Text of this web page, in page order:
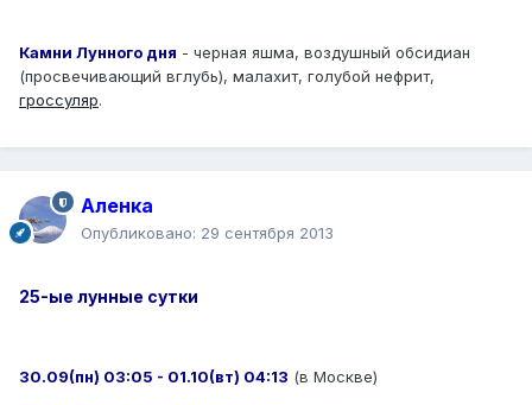
Камни Лунного дня - черная яшма, воздушный обсидиан
(просвечивающий вглубь), малахит, голубой нефрит,
гроссуляр.
Аленка
Опубликовано: 29 сентября 2013
25-ые лунные сутки
30.09(пн) 03:05 - 01.10(вт) 04:13 (в Москве)